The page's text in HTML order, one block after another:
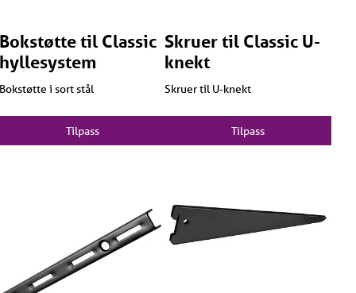
Bokstøtte til Classic
hyllesystem
Bokstøtte i sort stål
Tilpass
Skruer til Classic U-
knekt
Skruer til U-knekt
Tilpass